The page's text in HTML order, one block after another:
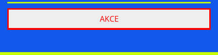
AKCE